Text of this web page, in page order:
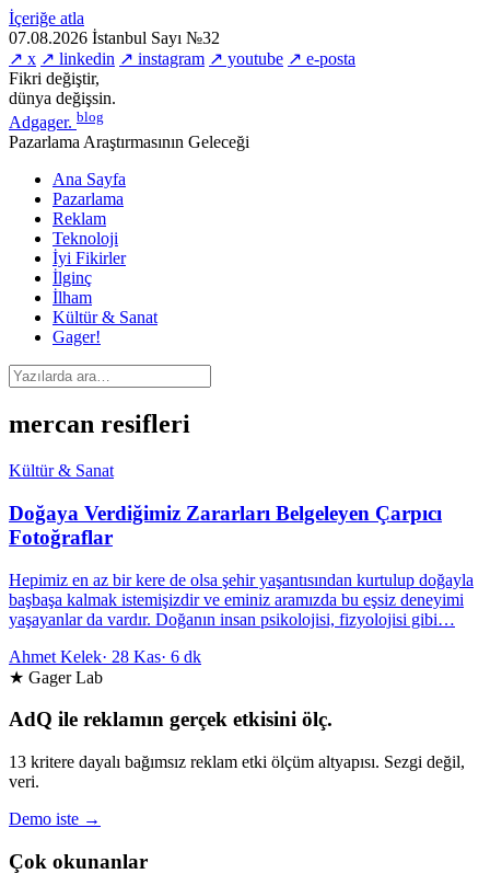
İçeriğe atla
07.08.2026 İstanbul Sayı №32
↗ x ↗ linkedin ↗ instagram ↗ youtube ↗ e-posta
Fikri değiştir,
dünya değişsin.
Adgager. blog
Pazarlama Araştırmasının Geleceği
Ana Sayfa
Pazarlama
Reklam
Teknoloji
İyi Fikirler
İlginç
İlham
Kültür & Sanat
Gager!
mercan resifleri
Kültür & Sanat
Doğaya Verdiğimiz Zararları Belgeleyen Çarpıcı
Fotoğraflar
Hepimiz en az bir kere de olsa şehir yaşantısından kurtulup doğayla
başbaşa kalmak istemişizdir ve eminiz aramızda bu eşsiz deneyimi
yaşayanlar da vardır. Doğanın insan psikolojisi, fizyolojisi gibi…
Ahmet Kelek· 28 Kas· 6 dk
★ Gager Lab
AdQ ile reklamın gerçek etkisini ölç.
13 kritere dayalı bağımsız reklam etki ölçüm altyapısı. Sezgi değil,
veri.
Demo iste →
Çok okunanlar